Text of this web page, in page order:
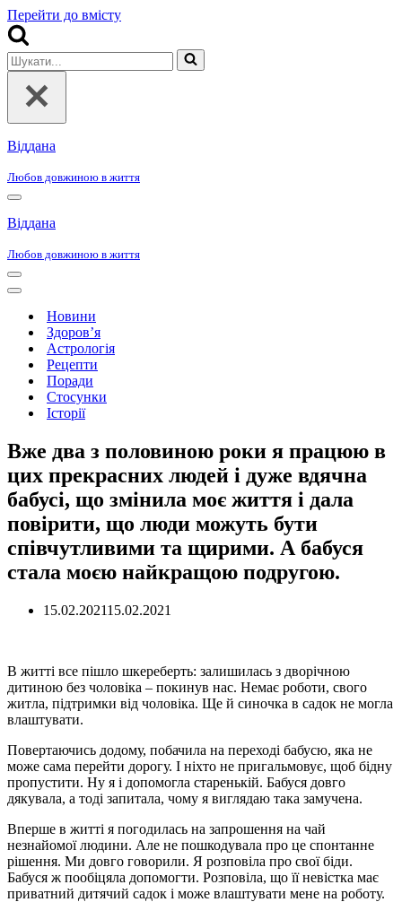
Перейти до вмісту
Шукати...
Віддана
Любов довжиною в життя
Меню
навігації
Віддана
Любов довжиною в життя
Меню
навігації
Меню
навігаціїНовини
Здоров’я
Астрологія
Рецепти
Поради
Стосунки
Історії
Вже два з половиною роки я працюю в
цих прекрасних людей і дуже вдячна
бабусі, що змінила моє життя і дала
повірити, що люди можуть бути
співчутливими та щирими. А бабуся
стала моєю найкращою подругою.
15.02.202115.02.2021
В житті все пішло шкереберть: залишилась з дворічною
дитиною без чоловіка – покинув нас. Немає роботи, свого
житла, підтримки від чоловіка. Ще й синочка в садок не могла
влаштувати.
Повертаючись додому, побачила на переході бабусю, яка не
може сама перейти дорогу. І ніхто не пригальмовує, щоб бідну
пропустити. Ну я і допомогла старенькій. Бабуся довго
дякувала, а тоді запитала, чому я виглядаю така замучена.
Вперше в житті я погодилась на запрошення на чай
незнайомої людини. Але не пошкодувала про це спонтанне
рішення. Ми довго говорили. Я розповіла про свої біди.
Бабуся ж пообіцяла допомогти. Розповіла, що її невістка має
приватний дитячий садок і може влаштувати мене на роботу.